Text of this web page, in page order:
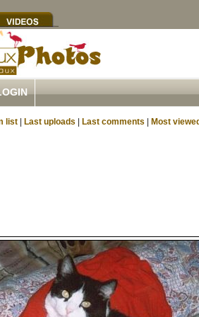
list Last uploads Last comments Most viewed